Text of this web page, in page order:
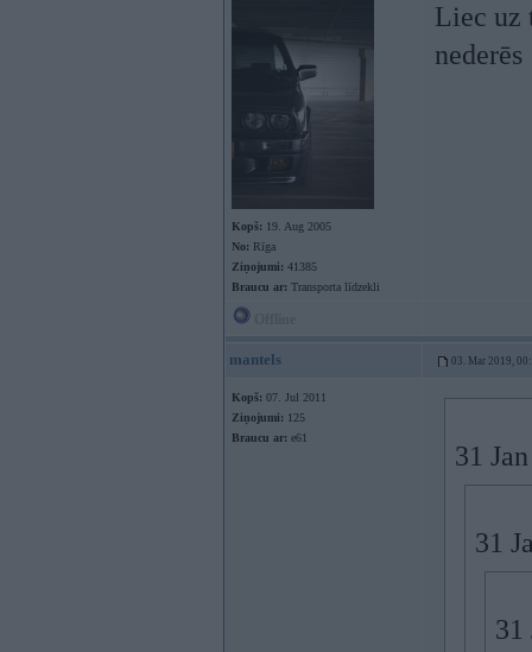
Kopš: 19. Aug 2005
No: Rīga
Ziņojumi: 41385
Braucu ar: Transporta līdzekli
Liec uz
nederēs
mantels 03. Mar 2019,
Kopš: 07. Jul 2011
Ziņojumi: 125
Braucu ar: e61
31
31
31